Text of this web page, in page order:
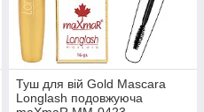
Туш для вій Gold Mascara
Longlash подовжуюча